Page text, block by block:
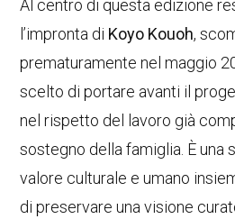
Al centro di questa edizione
l’impronta di Koyo Kouoh,
prematuramente nel maggio
scelto di portare avanti il
nel rispetto del lavoro già
sostegno della famiglia. È una
valore culturale e umano
di preservare una visione